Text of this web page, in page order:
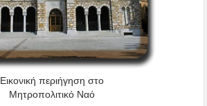
Εικονική περιήγηση στο
Μητροπολιτικό Ναό